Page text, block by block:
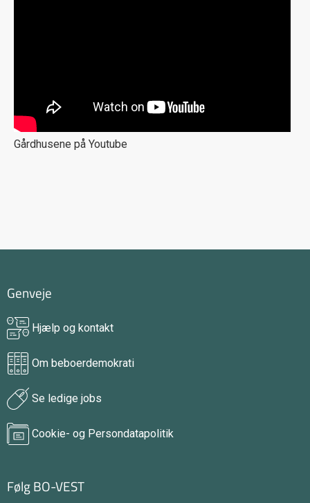
Gårdhusene på Youtube
Genveje
Hjælp og kontakt
Om beboerdemokrati
Se ledige jobs
Cookie- og Persondatapolitik
Følg BO-VEST